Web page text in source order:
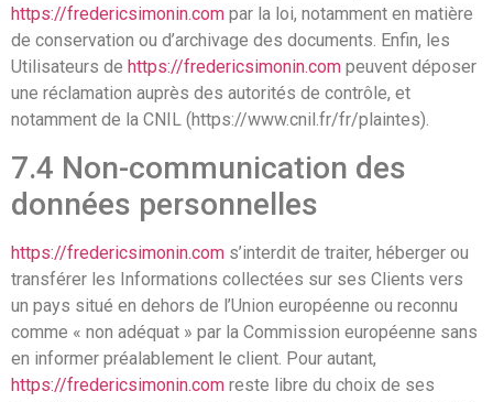
https://fredericsimonin.com par la loi, notamment en matière
de conservation ou d’archivage des documents. Enfin, les
Utilisateurs de https://fredericsimonin.com peuvent déposer
une réclamation auprès des autorités de contrôle, et
notamment de la CNIL (https://www.cnil.fr/fr/plaintes).
7.4 Non-communication des
données personnelles
https://fredericsimonin.com s’interdit de traiter, héberger ou
transférer les Informations collectées sur ses Clients vers
un pays situé en dehors de l’Union européenne ou reconnu
comme « non adéquat » par la Commission européenne sans
en informer préalablement le client. Pour autant,
https://fredericsimonin.com reste libre du choix de ses